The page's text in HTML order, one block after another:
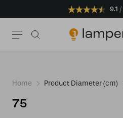
9.1
Home Product Diameter (cm)
75